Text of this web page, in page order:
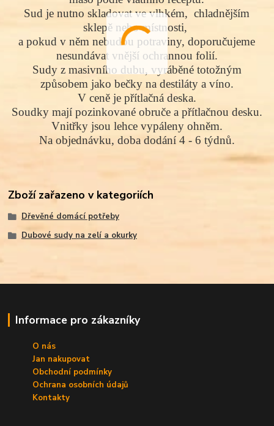
Sud je nutno skladovat ve vlhkém, chladnějším
sklepě nebo místnosti,
a pokud v něm nebudou potraviny, doporučujeme
nesundávat vnější ochrannou folií.
Sudy z masivního dubu, vyráběné totožným
způsobem jako bečky na destiláty a víno.
V ceně je přítlačná deska.
Soudky mají pozinkovanéobruče a přítlačnou desku.
Vnitřky jsou lehce vypáleny ohněm.
Na objednávku, doba dodání 4 - 6 týdnů.
Zboží zařazeno v kategoriích
Dřevěné domácí potřeby
Dubové sudy na zelí a okurky
Informace pro zákazníky
O nás
Jan nakupovat
Obchodní podmínky
Ochrana osobních údajů
Kontakty